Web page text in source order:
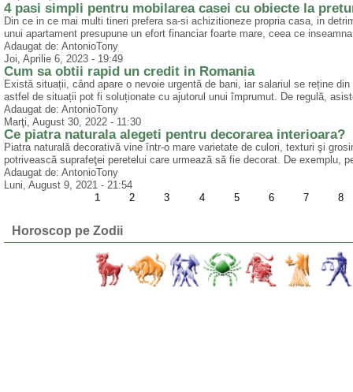
4 pasi simpli pentru mobilarea casei cu obiecte la
Din ce in ce mai multi tineri prefera sa-si achizitioneze propria casa, in
unui apartament presupune un efort financiar foarte mare, ceea ce
Adaugat de: AntonioTony
Joi, Aprilie 6, 2023 - 19:49
Cum sa obtii rapid un credit in Romania
Există situații, când apare o nevoie urgentă de bani, iar salariul se reține
astfel de situații pot fi soluționate cu ajutorul unui împrumut. De regulă,
Adaugat de: AntonioTony
Marţi, August 30, 2022 - 11:30
Ce piatra naturala alegeti pentru decorarea interioara?
Piatra naturală decorativă vine într-o mare varietate de culori, texturi şi
potrivească suprafeţei peretelui care urmează să fie decorat. De exemplu,
Adaugat de: AntonioTony
Luni, August 9, 2021 - 21:54
1
2 3 4 5 6 7 8
Horoscop pe Zodii